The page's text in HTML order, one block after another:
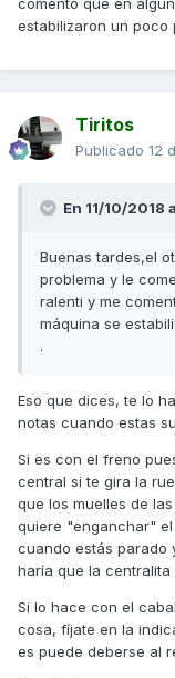
comentó que en
estabilizaron un poco
Tiritos
Publicado 12
En 11/10/2018
Buenas tardes,el
problema y le
ralenti y me
máquina se
.
Eso que dices, te lo
notas cuando estas
Si es con el freno
central si te gira la
que los muelles de
quiere "enganchar"
cuando estás parado
haría que la
Si lo hace con el
cosa, fíjate en la
es puede deberse al